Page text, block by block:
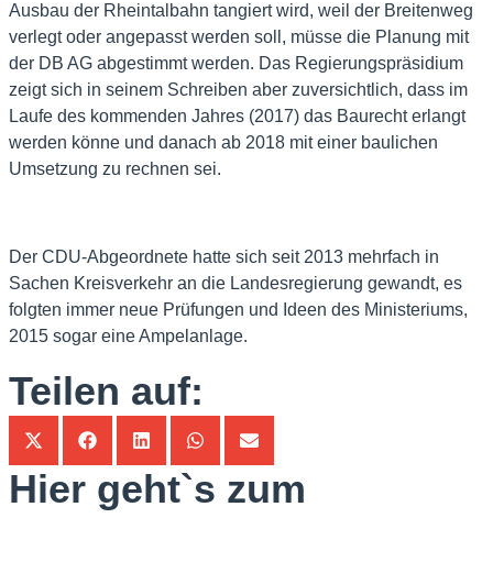
Ausbau der Rheintalbahn tangiert wird, weil der Breitenweg
verlegt oder angepasst werden soll, müsse die Planung mit
der DB AG abgestimmt werden. Das Regierungspräsidium
zeigt sich in seinem Schreiben aber zuversichtlich, dass im
Laufe des kommenden Jahres (2017) das Baurecht erlangt
werden könne und danach ab 2018 mit einer baulichen
Umsetzung zu rechnen sei.
Der CDU-Abgeordnete hatte sich seit 2013 mehrfach in
Sachen Kreisverkehr an die Landesregierung gewandt, es
folgten immer neue Prüfungen und Ideen des Ministeriums,
2015 sogar eine Ampelanlage.
Teilen auf:
Hier geht`s zum